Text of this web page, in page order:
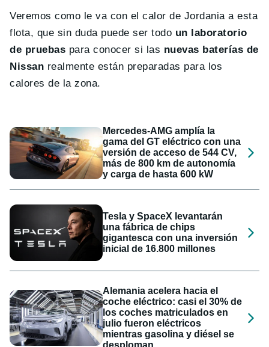
Veremos como le va con el calor de Jordania a esta
flota, que sin duda puede ser todo un laboratorio
de pruebas para conocer si las nuevas baterías de
Nissan realmente están preparadas para los
calores de la zona.
Mercedes-AMG amplía la
gama del GT eléctrico con una
versión de acceso de 544 CV,
más de 800 km de autonomía
y carga de hasta 600 kW
Tesla y SpaceX levantarán
una fábrica de chips
gigantesca con una inversión
inicial de 16.800 millones
Alemania acelera hacia el
coche eléctrico: casi el 30% de
los coches matriculados en
julio fueron eléctricos
mientras gasolina y diésel se
desploman